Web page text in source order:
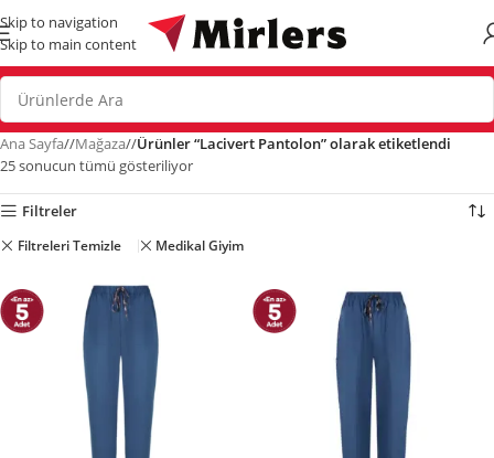
Skip to navigation
Skip to main content
Ana Sayfa/ Mağaza/ Ürünler “Lacivert Pantolon” olarak etiketlendi
25 sonucun tümü gösteriliyor
Filtreler
Filtreleri Temizle Medikal Giyim